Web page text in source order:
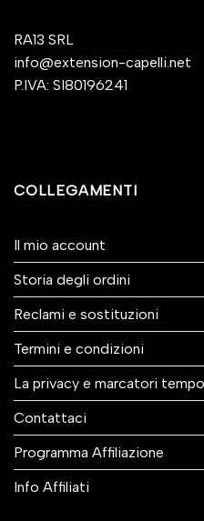
RA13 SRL
info@extension-capelli.net
P.IVA: SI80196241
COLLEGAMENTI
Il mio account
Storia degli ordini
Reclami e sostituzioni
Termini e condizioni
La privacy e marcatori
Contattaci
Programma Affiliazione
Info Affiliati